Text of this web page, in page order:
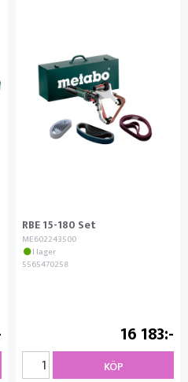
RBE 15-180 Set
ME602243500
I lager
5565470258
16 183
KÖP